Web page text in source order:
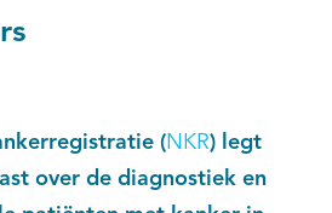
kanker
(NKR) legt
over de diagnostiek en